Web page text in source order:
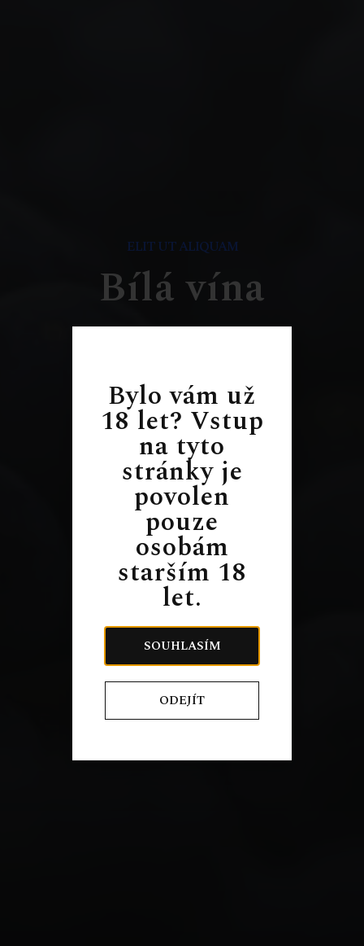
ELIT UT ALIQUAM
Bílá vína
Bylo vám už
18 let? Vstup
na tyto
stránky je
povolen
pouze
osobám
starším 18
let.
SOUHLASÍM
ODEJÍT